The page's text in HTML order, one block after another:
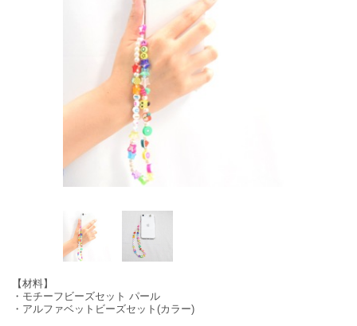
【材料】
・モチーフビーズセット パール
・アルファベットビーズセット(カラー)